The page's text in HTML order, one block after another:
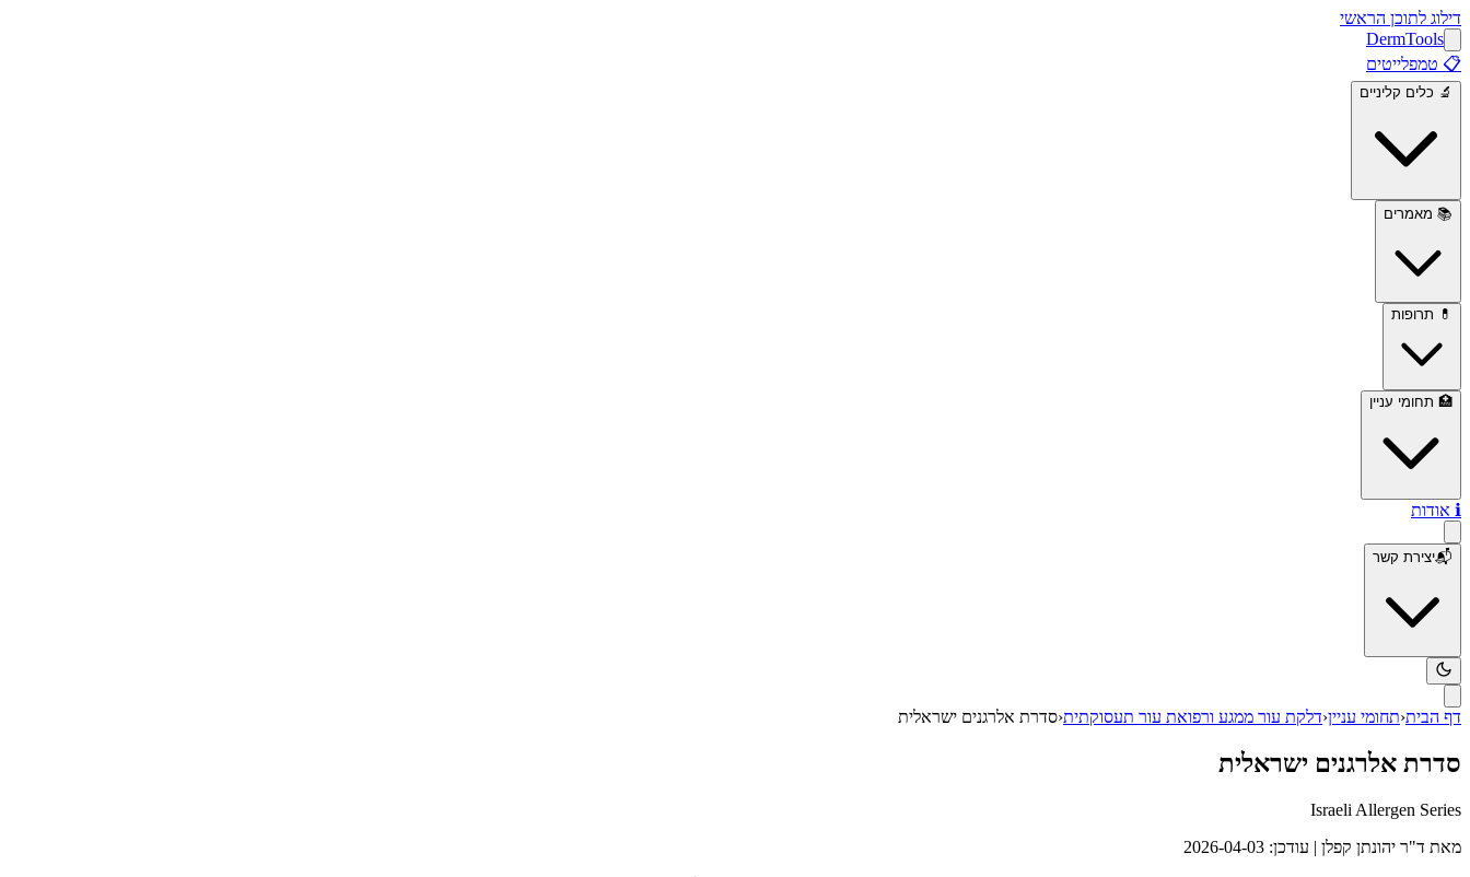
דילוג לתוכן הראשי
DermTools
📋 טמפלייטים
🔬 כלים קליניים
📚 מאמרים
💊 תרופות
🏥 תחומי עניין
ℹ️ אודות
📬יצירת קשר
דף הבית‹תחומי עניין‹דלקת עור ממגע ורפואת עור תעסוקתית‹סדרת אלרגנים ישראלית
סדרת אלרגנים ישראלית
Israeli Allergen Series
מאת ד"ר יהונתן קפלן | עודכן: 2026-04-03